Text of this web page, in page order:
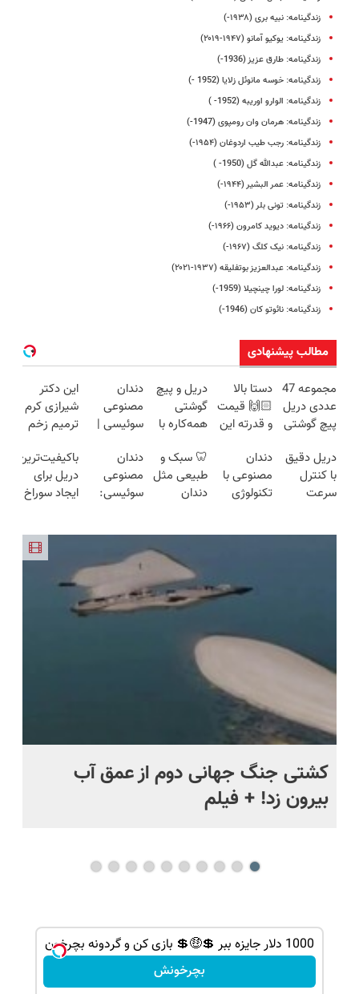
زندگینامه: نبیه بری (۱۹۳۸-)
زندگینامه: یوکیو آمانو (۱۹۴۷-۲۰۱۹)
زندگینامه: طارق عزیز (1936-)
زندگینامه: خوسه مانوئل زلایا (1952 -)
زندگینامه: الوارو اوریبه (1952- )
زندگینامه: هرمان وان رومپوی (1947-)
زندگینامه: رجب طیب اردوغان (۱۹۵۴-)
زندگینامه: عبدالله گل (1950- )
زندگینامه: عمر البشیر (۱۹۴۴-)
زندگینامه: تونی بلر (۱۹۵۳-)
زندگینامه: دیوید کامرون (۱۹۶۶-)
زندگینامه: نیک کلگ (۱۹۶۷-)
زندگینامه: عبدالعزیز بوتفلیقه (۱۹۳۷-۲۰۲۱)
زندگینامه: لورا چینچیلا (1959-)
زندگینامه: نائوتو کان (1946-)
مطالب پیشنهادی
مجموعه 47
عددی دریل
پیچ گوشتی
(تخفیف به
مدت
محدود)
دستا بالا
🙌🏻 قیمت
و قدرته این
میده🔥
دریل و پیچ
گوشتی
همه‌کاره با
هوشمند ⚙️
(نصف
قیمت بازار
دندان
مصنوعی
سوئیسی |
مقاوم،
طبیعی!
ویزیت
اقساطی😍
این دکتر
شیرازی کرم
ترمیم زخم
ساخت!!!
دریل دقیق
با کنترل
سرعت
دندان
مصنوعی با
تکنولوژی
🦷 سبک و
طبیعی مثل
دندان
اقساطی 💳
📍 تهران
دندان
مصنوعی
سوئیسی:
و مقاوم |
پرداخت
قسطی
باکیفیت‌ترین
دریل برای
ایجاد سوراخ
کشتی‌ جنگ جهانی دوم از عمق آب
بیرون زد! + فیلم
1000 دلار جایزه ببر 💲🤑💲 بازی کن و گردونه بچرخون
بچرخونش